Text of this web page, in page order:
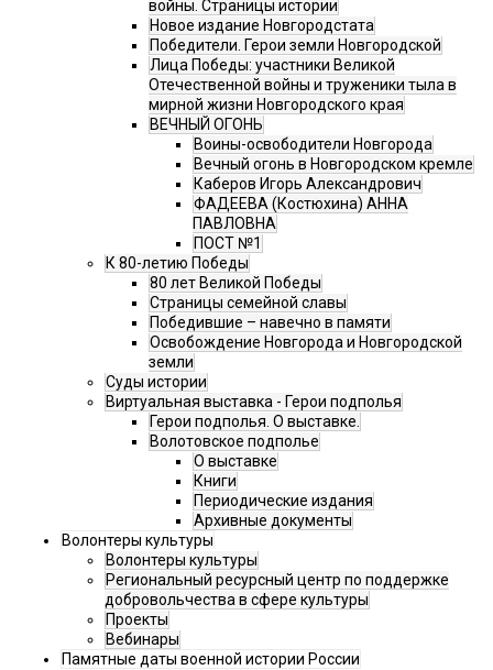
войны. Страницы истории
Новое издание Новгородстата
Победители. Герои земли Новгородской
Лица Победы: участники Великой
Отечественной войны и труженики тыла в
мирной жизни Новгородского края
ВЕЧНЫЙ ОГОНЬ
Воины-освободители Новгорода
Вечный огонь в Новгородском кремле
Каберов Игорь Александрович
ФАДЕЕВА (Костюхина) АННА
ПАВЛОВНА
ПОСТ №1
К 80-летию Победы
80 лет Великой Победы
Страницы семейной славы
Победившие – навечно в памяти
Освобождение Новгорода и Новгородской
земли
Суды истории
Виртуальная выставка - Герои подполья
Герои подполья. О выставке.
Волотовское подполье
О выставке
Книги
Периодические издания
Архивные документы
Волонтеры культуры
Волонтеры культуры
Региональный ресурсный центр по поддержке
добровольчества в сфере культуры
Проекты
Вебинары
Памятные даты военной истории России